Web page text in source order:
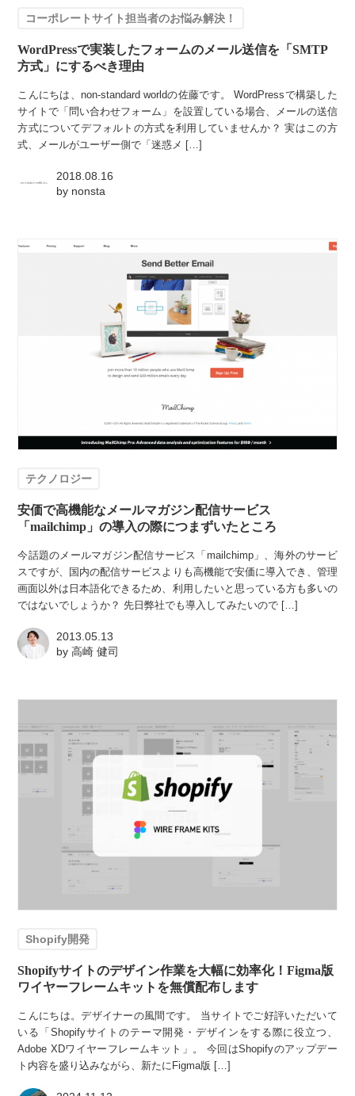
コーポレートサイト担当者のお悩み解決！
WordPressで実装したフォームのメール送信を「SMTP
方式」にするべき理由
こんにちは、non-standard worldの佐藤です。 WordPressで構築した
サイトで「問い合わせフォーム」を設置している場合、メールの送信
方式についてデフォルトの方式を利用していませんか？ 実はこの方
式、メールがユーザー側で「迷惑メ […]
2018.08.16
by nonsta
テクノロジー
安価で高機能なメールマガジン配信サービス
「mailchimp」の導入の際につまずいたところ
今話題のメールマガジン配信サービス「mailchimp」、海外のサービ
スですが、国内の配信サービスよりも高機能で安価に導入でき、管理
画面以外は日本語化できるため、利用したいと思っている方も多いの
ではないでしょうか？ 先日弊社でも導入してみたいので […]
2013.05.13
by高崎 健司
Shopify開発
Shopifyサイトのデザイン作業を大幅に効率化！Figma版
ワイヤーフレームキットを無償配布します
こんにちは。デザイナーの風間です。 当サイトでご好評いただいて
いる「Shopifyサイトのテーマ開発・デザインをする際に役立つ、
Adobe XDワイヤーフレームキット」。 今回はShopifyのアップデー
ト内容を盛り込みながら、新たにFigma版 […]